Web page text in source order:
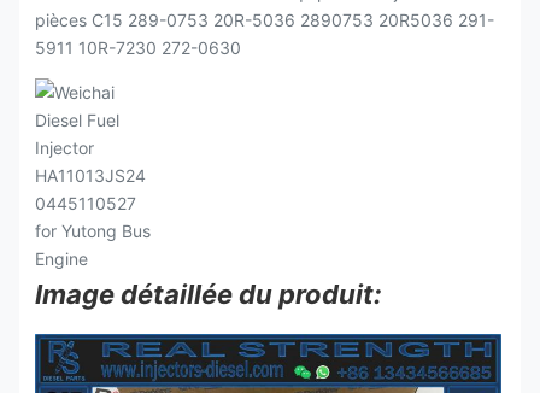
Image détaillée du produit: